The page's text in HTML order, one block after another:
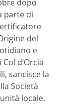
dopo
parte di
del
e
d’Orcia
sancisce la
Società
locale.